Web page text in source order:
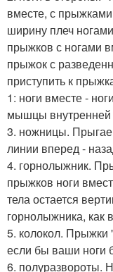
вместе, с
ширину плеч
прыжков с ногами
прыжок с
приступить к
1: ноги вместе -
мышцы внутренней
3. ножницы.
линии вперед -
4. горнолыжник.
прыжков ноги
тела остается
горнолыжника, как
5. колокол. Прыжки
если бы ваши ноги
6. полуразвороты.